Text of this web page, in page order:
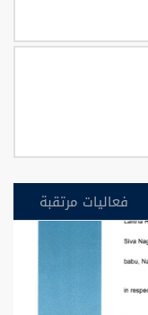
فعاليات مرتقبة